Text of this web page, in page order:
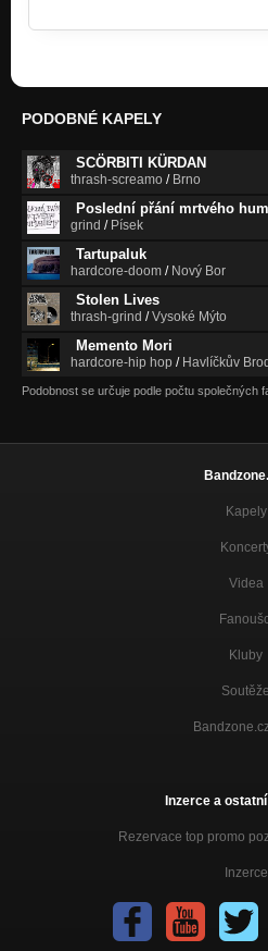
PODOBNÉ KAPELY
SCÖRBITI KÜRDAN
thrash-screamo / Brno
Poslední přání mrtvého
grind / Písek
Tartupaluk
hardcore-doom / Nový Bor
Stolen Lives
thrash-grind /Vysoké Mýto
Memento Mori
hardcore-hip hop / Havlíčkův Brod
Podobnost se určuje podle počtu společných
Kapely
Videa
Kluby
Soutěže
Inzerce a
Rezervace top promo
Inzerce